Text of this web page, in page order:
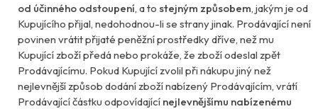
od účinného odstoupení, a to stejným způsobem, jakým je od
Kupujícího přijal, nedohodnou-li se strany jinak. Prodávající není
povinen vrátit přijaté peněžní prostředky dříve, než mu
Kupující zboží předá nebo prokáže, že zboží odeslal zpět
Prodávajícímu. Pokud Kupující zvolil při nákupu jiný než
nejlevnější způsob dodání zboží nabízený Prodávajícím, vrátí
Prodávající částku odpovídající nejlevnějšímu nabízenému